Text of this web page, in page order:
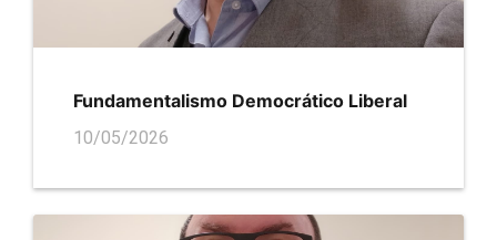
Fundamentalismo Democrático Liberal
10/05/2026